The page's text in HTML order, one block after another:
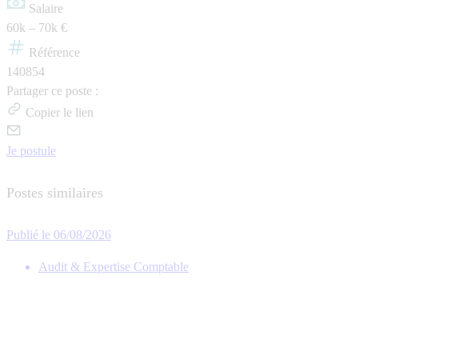
Salaire
60k – 70k €
Référence
140854
Partager ce poste :
Copier le lien
Je postule
Postes similaires
Publié le 06/08/2026
Audit & Expertise Comptable